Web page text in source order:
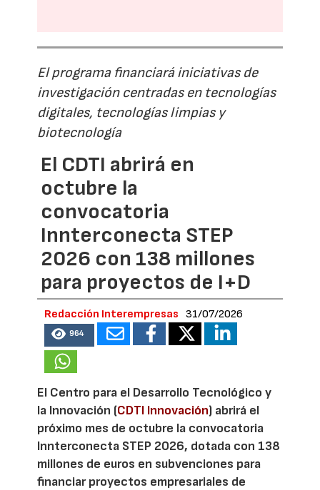
El programa financiará iniciativas de
investigación centradas en tecnologías
digitales, tecnologías limpias y
biotecnología
El CDTI abrirá en
octubre la
convocatoria
Innterconecta STEP
2026 con 138 millones
para proyectos de I+D
Redacción Interempresas 31/07/2026
964
El Centro para el Desarrollo Tecnológico y
la Innovación (CDTI Innovación) abrirá el
próximo mes de octubre la convocatoria
Innterconecta STEP 2026, dotada con 138
millones de euros en subvenciones para
financiar proyectos empresariales de